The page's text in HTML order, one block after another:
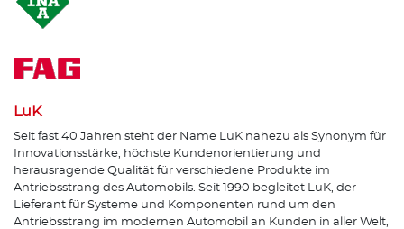
LuK
Seit fast 40 Jahren steht der Name LuK nahezu als Synonym für
Innovationsstärke, höchste Kundenorientierung und
herausragende Qualität für verschiedene Produkte im
Antriebsstrang des Automobils. Seit 1990 begleitet LuK, der
Lieferant für Systeme und Komponenten rund um den
Antriebsstrang im modernen Automobil an Kunden in aller Welt,